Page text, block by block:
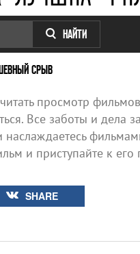
НАЙТИ
СРЫВ
просмотр
Все заботы и дела
и приступайте к его
SHARE